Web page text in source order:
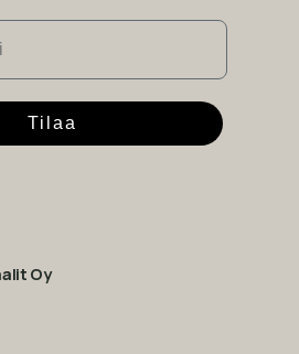
Tilaa
Oy